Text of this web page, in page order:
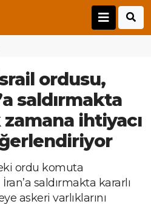
ordusu,
saldırmakta
ihtiyacı
ordu komuta
saldırmakta kararlı
askeri varlıklarını